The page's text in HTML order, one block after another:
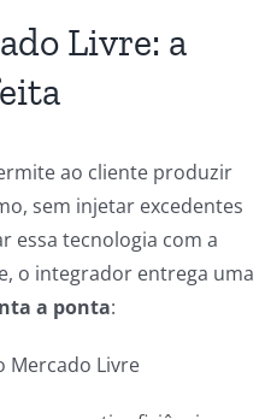
Livre: a
ao cliente produzir
sem injetar excedentes
essa tecnologia com a
o integrador entrega uma
a ponta:
Mercado Livre